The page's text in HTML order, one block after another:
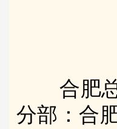
合肥
分部：合